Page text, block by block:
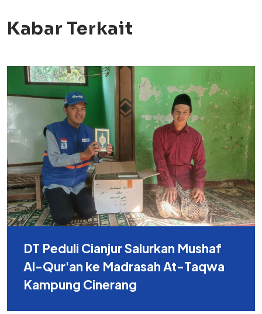
Kabar Terkait
DT Peduli Cianjur Salurkan Mushaf
Al-Qur'an ke Madrasah At-Taqwa
Kampung Cinerang